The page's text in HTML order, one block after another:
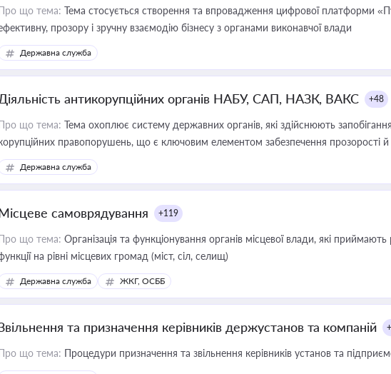
що тема: Тема стосується створення та впровадження цифрової платформи
прозору і зручну взаємодію бізнесу з органами виконавчої влади
Державна служба
антикорупційних органів НАБУ, САП, НАЗК, ВАКС +48
що тема: Тема охоплює систему державних органів, які здійснюють
правопорушень, що є ключовим елементом забезпечення прозорості й
та бізнесі
Державна служба
самоврядування +119
що тема: Організація та функціонування органів місцевої влади, які
на рівні місцевих громад (міст, сіл, селищ)
Державна служба ЖКГ, ОСББ
та призначення керівників держустанов та компаній
що тема: Процедури призначення та звільнення керівників установ та